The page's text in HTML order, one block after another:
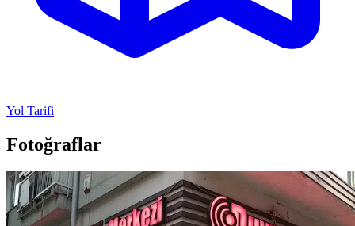
Yol Tarifi
Fotoğraflar